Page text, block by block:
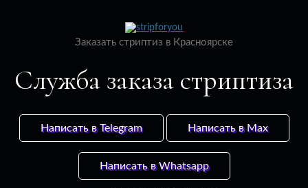
Заказать стриптиз в Красноярске
Служба заказа стриптиза
Написать в Telegram Написать в Max
Написать в Whatsapp